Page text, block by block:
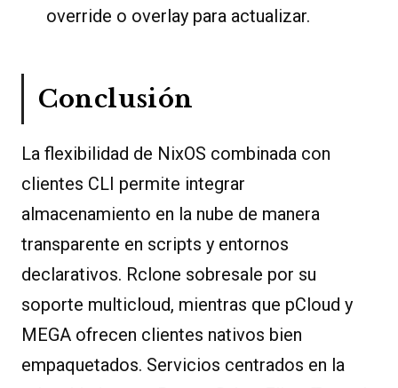
override o overlay para actualizar.
Conclusión
La flexibilidad de NixOS combinada con
clientes CLI permite integrar
almacenamiento en la nube de manera
transparente en scripts y entornos
declarativos. Rclone sobresale por su
soporte multicloud, mientras que pCloud y
MEGA ofrecen clientes nativos bien
empaquetados. Servicios centrados en la